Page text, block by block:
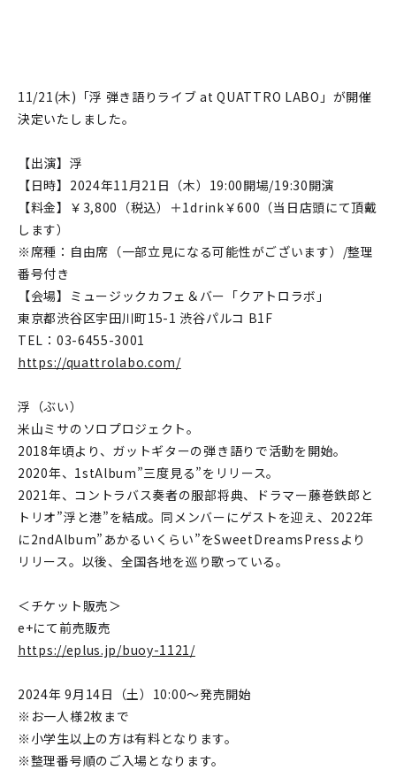
11/21(木)「浮 弾き語りライブ at QUATTRO LABO」が開催
決定いたしました。
【出演】浮
【日時】2024年11月21日（木）19:00開場/19:30開演
【料金】￥3,800（税込）＋1drink￥600（当日店頭にて頂戴
します）
※席種：自由席（一部立見になる可能性がございます）/整理
番号付き
【会場】ミュージックカフェ＆バー「クアトロラボ」
東京都渋谷区宇田川町15-1 渋谷パルコ B1F
TEL：03-6455-3001
https://quattrolabo.com/
浮（ぶい）
米山ミサのソロプロジェクト。
2018年頃より、ガットギターの弾き語りで活動を開始。
2020年、1stAlbum”三度見る”をリリース。
2021年、コントラバス奏者の服部将典、ドラマー藤巻鉄郎と
トリオ”浮と港”を結成。同メンバーにゲストを迎え、2022年
に2ndAlbum”あかるいくらい”をSweetDreamsPressより
リリース。以後、全国各地を巡り歌っている。
＜チケット販売＞
e+にて前売販売
https://eplus.jp/buoy-1121/
2024年 9月14日（土）10:00～発売開始
※お一人様2枚まで
※小学生以上の方は有料となります。
※整理番号順のご入場となります。